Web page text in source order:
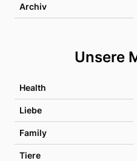
Archiv
Unsere
Health
Liebe
Family
Tiere